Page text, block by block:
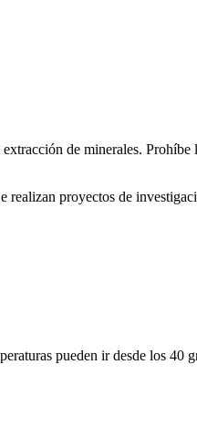
de minerales. Prohíbe
realizan proyectos de
pueden ir desde los 40